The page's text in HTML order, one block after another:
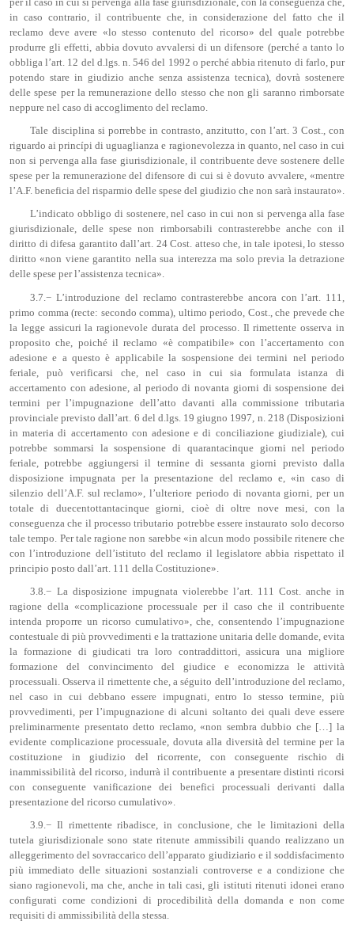
per il caso in cui si pervenga alla fase giurisdizionale, con la conseguenza che,
in caso contrario, il contribuente che, in considerazione del fatto che il
reclamo deve avere «lo stesso contenuto del ricorso» del quale potrebbe
produrre gli effetti, abbia dovuto avvalersi di un difensore (perché a tanto lo
obbliga l’art. 12 del d.lgs. n. 546 del 1992 o perché abbia ritenuto di farlo, pur
potendo stare in giudizio anche senza assistenza tecnica), dovrà sostenere
delle spese per la remunerazione dello stesso che non gli saranno rimborsate
neppure nel caso di accoglimento del reclamo.
Tale disciplina si porrebbe in contrasto, anzitutto, con l’art. 3 Cost., con
riguardo ai princípi di uguaglianza e ragionevolezza in quanto, nel caso in cui
non si pervenga alla fase giurisdizionale, il contribuente deve sostenere delle
spese per la remunerazione del difensore di cui si è dovuto avvalere, «mentre
l’A.F. beneficia del risparmio delle spese del giudizio che non sarà instaurato».
L’indicato obbligo di sostenere, nel caso in cui non si pervenga alla fase
giurisdizionale, delle spese non rimborsabili contrasterebbe anche con il
diritto di difesa garantito dall’art. 24 Cost. atteso che, in tale ipotesi, lo stesso
diritto «non viene garantito nella sua interezza ma solo previa la detrazione
delle spese per l’assistenza tecnica».
3.7.− L’introduzione del reclamo contrasterebbe ancora con l’art. 111,
primo comma (recte: secondo comma), ultimo periodo, Cost., che prevede che
la legge assicuri la ragionevole durata del processo. Il rimettente osserva in
proposito che, poiché il reclamo «è compatibile» con l’accertamento con
adesione e a questo è applicabile la sospensione dei termini nel periodo
feriale, può verificarsi che, nel caso in cui sia formulata istanza di
accertamento con adesione, al periodo di novanta giorni di sospensione dei
termini per l’impugnazione dell’atto davanti alla commissione tributaria
provinciale previsto dall’art. 6 del d.lgs. 19 giugno 1997, n. 218 (Disposizioni
in materia di accertamento con adesione e di conciliazione giudiziale), cui
potrebbe sommarsi la sospensione di quarantacinque giorni nel periodo
feriale, potrebbe aggiungersi il termine di sessanta giorni previsto dalla
disposizione impugnata per la presentazione del reclamo e, «in caso di
silenzio dell’A.F. sul reclamo», l’ulteriore periodo di novanta giorni, per un
totale di duecentottantacinque giorni, cioè di oltre nove mesi, con la
conseguenza che il processo tributario potrebbe essere instaurato solo decorso
tale tempo. Per tale ragione non sarebbe «in alcun modo possibile ritenere che
con l’introduzione dell’istituto del reclamo il legislatore abbia rispettato il
principio posto dall’art. 111 della Costituzione».
3.8.− La disposizione impugnata violerebbe l’art. 111 Cost. anche in
ragione della «complicazione processuale per il caso che il contribuente
intenda proporre un ricorso cumulativo», che, consentendo l’impugnazione
contestuale di più provvedimenti e la trattazione unitaria delle domande, evita
la formazione di giudicati tra loro contraddittori, assicura una migliore
formazione del convincimento del giudice e economizza le attività
processuali. Osserva il rimettente che, a séguito dell’introduzione del reclamo,
nel caso in cui debbano essere impugnati, entro lo stesso termine, più
provvedimenti, per l’impugnazione di alcuni soltanto dei quali deve essere
preliminarmente presentato detto reclamo, «non sembra dubbio che […] la
evidente complicazione processuale, dovuta alla diversità del termine per la
costituzione in giudizio del ricorrente, con conseguente rischio di
inammissibilità del ricorso, indurrà il contribuente a presentare distinti ricorsi
con conseguente vanificazione dei benefici processuali derivanti dalla
presentazione del ricorso cumulativo».
3.9.− Il rimettente ribadisce, in conclusione, che le limitazioni della
tutela giurisdizionale sono state ritenute ammissibili quando realizzano un
alleggerimento del sovraccarico dell’apparato giudiziario e il soddisfacimento
più immediato delle situazioni sostanziali controverse e a condizione che
siano ragionevoli, ma che, anche in tali casi, gli istituti ritenuti idonei erano
configurati come condizioni di procedibilità della domanda e non come
requisiti di ammissibilità della stessa.